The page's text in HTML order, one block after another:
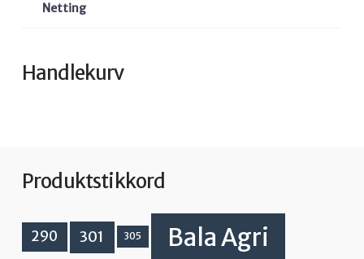
Netting
Handlekurv
Produktstikkord
290 301 305 Bala Agri